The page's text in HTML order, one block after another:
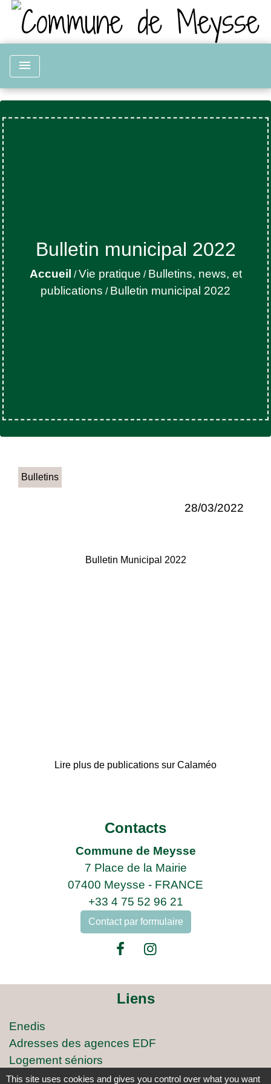
menu
Bulletin municipal 2022
Accueil /Vie pratique / Bulletins, news, et
publications / Bulletin municipal 2022
Bulletins
28/03/2022
Bulletin Municipal 2022
Lire plus de publications sur Calaméo
Contacts
Commune de Meysse
7 Place de la Mairie
07400 Meysse - FRANCE
+33 4 75 52 96 21
Contact par formulaire
Liens
Enedis
Adresses des agences EDF
Logement séniors
Covoiturage
This site uses cookies and gives you control over what you want